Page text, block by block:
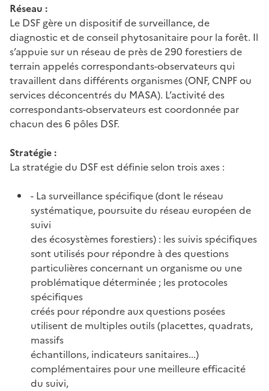
Réseau :
Le DSF gère un dispositif de surveillance, de
diagnostic et de conseil phytosanitaire pour la forêt. Il
s’appuie sur un réseau de près de 290 forestiers de
terrain appelés correspondants-observateurs qui
travaillent dans différents organismes (ONF, CNPF ou
services déconcentrés du MASA). L’activité des
correspondants-observateurs est coordonnée par
chacun des 6 pôles DSF.
Stratégie :
La stratégie du DSF est définie selon trois axes :
- La surveillance spécifique (dont le réseau
systématique, poursuite du réseau européen de
suivi
des écosystèmes forestiers) : les suivis spécifiques
sont utilisés pour répondre à des questions
particulières concernant un organisme ou une
problématique déterminée ; les protocoles
spécifiques
créés pour répondre aux questions posées
utilisent de multiples outils (placettes, quadrats,
massifs
échantillons, indicateurs sanitaires...)
complémentaires pour une meilleure efficacité
du suivi,